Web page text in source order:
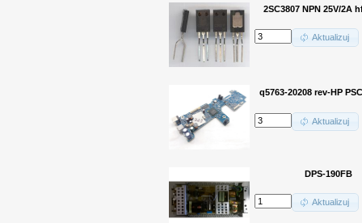
2SC3807 NPN 25V/2A
Aktualizuj
q5763-20208 rev-HP
Aktualizuj
DPS-190FB
Aktualizuj